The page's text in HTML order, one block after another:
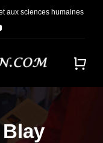
aux sciences humaines